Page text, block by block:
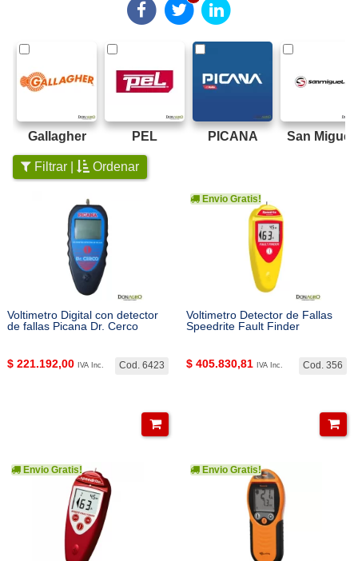
Gallagher PEL PICANA San Miguel
Filtrar | Ordenar
Voltimetro Digital con detector
de fallas Picana Dr. Cerco
Cod. 6423
$ 221.192,00 IVA Inc.
Envio Gratis!
Voltimetro Detector de Fallas
Speedrite Fault Finder
Cod. 356
$ 405.830,81 IVA Inc.
Envio Gratis! Envio Gratis!